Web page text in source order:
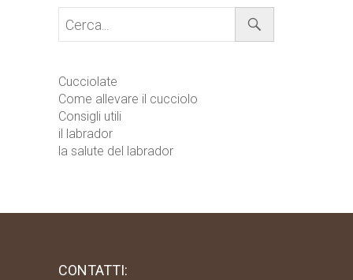
Cerca...
Cucciolate
Come allevare il cucciolo
Consigli utili
il labrador
la salute del labrador
CONTATTI: